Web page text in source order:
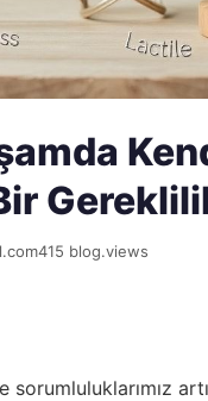
415 blog.views
sorumluluklarımız